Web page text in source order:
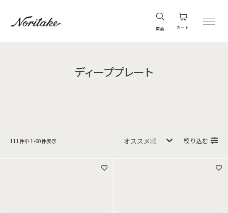
商品 カート
ディーププレート
111 件中 1 -60件表示 絞り込む